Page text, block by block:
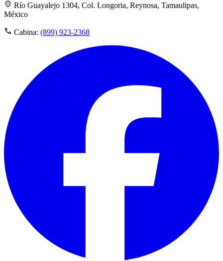
Río Guayalejo 1304, Col. Longoria, Reynosa, Tamaulipas,
México
Cabina: (899) 923-2368